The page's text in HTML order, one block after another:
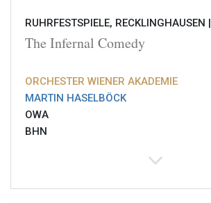
RUHRFESTSPIELE, RECKLINGHAUSEN |
The Infernal Comedy
ORCHESTER WIENER AKADEMIE
MARTIN HASELBÖCK
OWA
BHN